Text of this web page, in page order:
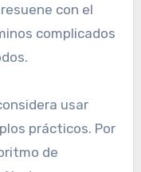
con el
complicados
usar
prácticos. Por
de